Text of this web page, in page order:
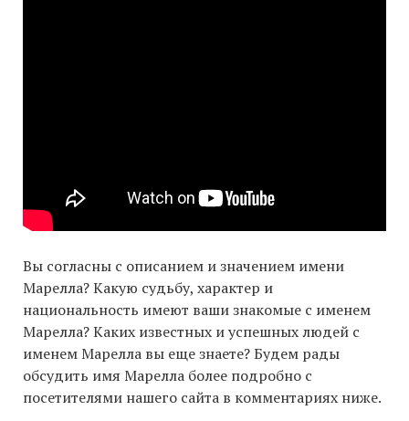
Вы согласны с описанием и значением имени
Марелла? Какую судьбу, характер и
национальность имеют ваши знакомые с именем
Марелла? Каких известных и успешных людей с
именем Марелла вы еще знаете? Будем рады
обсудить имя Марелла более подробно с
посетителями нашего сайта в комментариях ниже.